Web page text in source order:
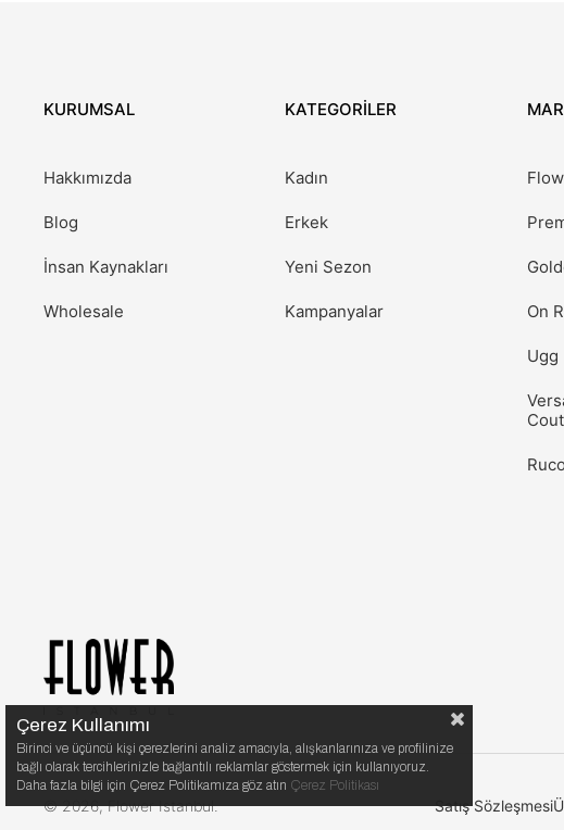
KURUMSAL
Hakkımızda
Blog
İnsan Kaynakları
Wholesale
KATEGORİLER
Kadın
Erkek
Yeni Sezon
Kampanyalar On
Ugg
© 2026, Flower Istanbul. Satış Sözleşmesi
Çerez Kullanımı
Birinci ve üçüncü kişi çerezlerini analiz amacıyla, alışkanlarınıza ve profilinize
bağlı olarak tercihlerinizle bağlantılı reklamlar göstermek için kullanıyoruz.
Daha fazla bilgi için Çerez Politikamıza göz atın Çerez Politikası